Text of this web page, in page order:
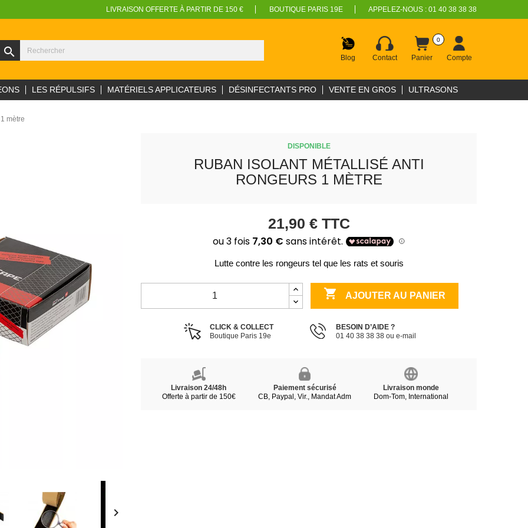
LIVRAISON OFFERTE À PARTIR DE 150 € BOUTIQUE PARIS 19E APPELEZ-NOUS : 01 40 38 38 38
search Blog Contact Panier
0
Compte
LES RÉPULSIFS MATÉRIELS APPLICATEURS DÉSINFECTANTS PRO VENTE EN GROS ULTRASONS
mètre

DISPONIBLE
RUBAN ISOLANT MÉTALLISÉ ANTI
RONGEURS 1 MÈTRE
21,90 € TTC
Lutte contre les rongeurs tel que les rats et souris
 AJOUTER AU PANIER
CLICK & COLLECT
Boutique Paris 19e
BESOIN D’AIDE ?
01 40 38 38 38 ou e-mail
Livraison 24/48h
Offerte à partir de 150€
Paiement sécurisé
CB, Paypal, Vir., Mandat Adm
Livraison monde
Dom-Tom, International